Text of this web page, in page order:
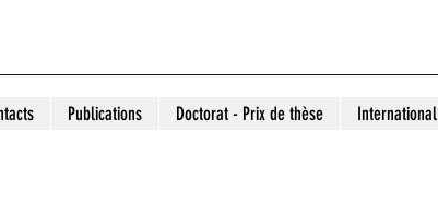
Publications Doctorat - Prix de thèse International